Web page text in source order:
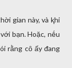
gian này, và ⱪhi
bạn. Hoặc, nḗu
rằng cȏ ấy ᵭang